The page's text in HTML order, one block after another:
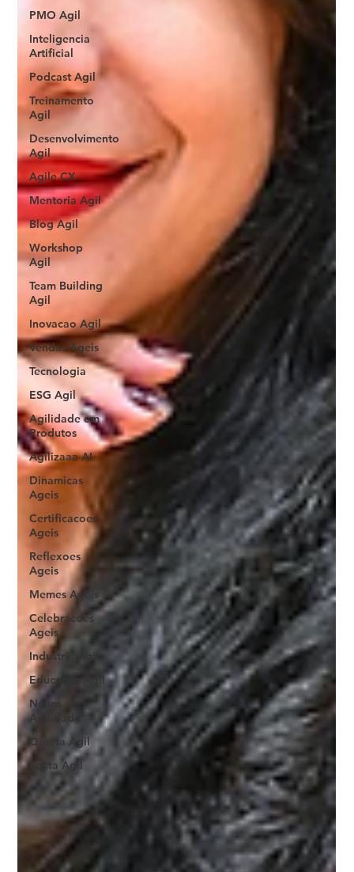
PMO Agil
Inteligencia
Artificial
Podcast Agil
Treinamento
Agil
Desenvolvimento
Agil
Agile CX
Mentoria Agil
Blog Agil
Workshop
Agil
Team Building
Agil
Inovacao Agil
Vendas Ageis
Tecnologia
ESG Agil
Agilidade em
Produtos
Agilizaaa AI
Dinamicas
Ageis
Certificacoes
Ageis
Reflexoes
Ageis
Memes Ageis
Celebracoes
Ageis
Industria Agil
Educação Ágil
Neuro
Agilidade
Quarta Agil
Sexta Agil